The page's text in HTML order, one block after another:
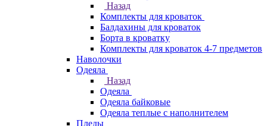
Назад
Комплекты для кроваток
Балдахины для кроваток
Борта в кроватку
Комплекты для кроваток 4-7 предметов
Наволочки
Одеяла
Назад
Одеяла
Одеяла байковые
Одеяла теплые с наполнителем
Пледы